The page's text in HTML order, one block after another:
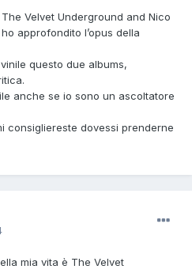
Velvet Underground and Nico
approfondito l’opus della
questo due albums,
anche se io sono un ascoltatore
consigliereste dovessi prenderne
mia vita è The Velvet